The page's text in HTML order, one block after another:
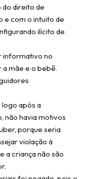
do direito de
e com o intuito de
ilícito de
informativo no
mãe e o bebê.
após a
não havia motivos
porque seria
violação à
a criança não são